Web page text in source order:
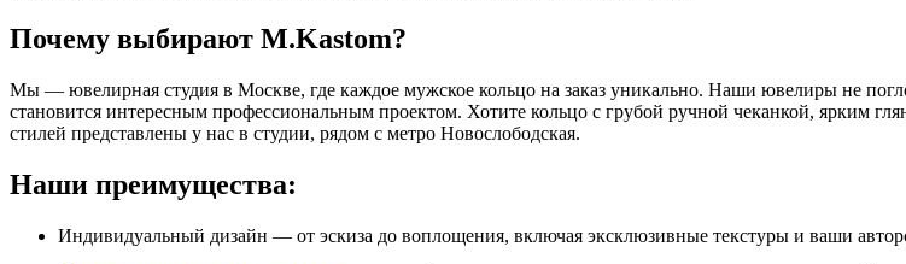
Почему выбирают M.Kastom?
Мы — ювелирная студия в Москве, где каждое мужское кольцо на заказ уникально. Наши ювелиры не
становится интересным профессиональным проектом. Хотите кольцо с грубой ручной чеканкой, ярким
стилей представлены у нас в студии, рядом с метро Новослободская.
Наши преимущества:
Индивидуальный дизайн — от эскиза до воплощения, включая эксклюзивные текстуры и ваши